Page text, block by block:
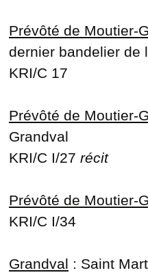
Prévôté de Moutier-
dernier bandelier de
KRI/C 17
Prévôté de Moutier-
Grandval
KRI/C I/27 récit
Prévôté de Moutier-
KRI/C I/34
Grandval : Saint